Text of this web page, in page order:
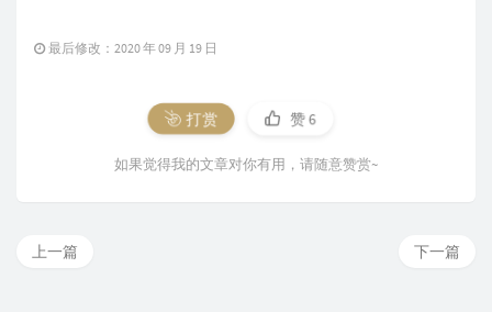
最后修改：2020 年 09 月 19 日
打赏 赞6
如果觉得我的文章对你有用，请随意赞赏~
下一篇
上一篇